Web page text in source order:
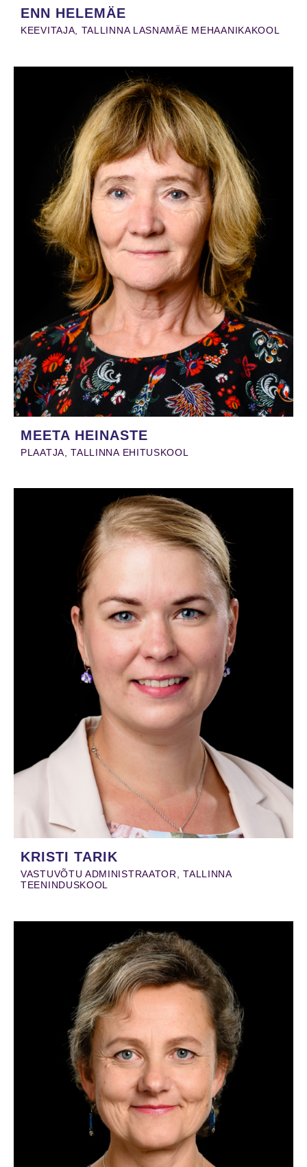
ENN HELEMÄE
KEEVITAJA, TALLINNA LASNAMÄE MEHAANIKAKOOL
MEETA HEINASTE
PLAATJA, TALLINNA EHITUSKOOL
KRISTI TARIK
VASTUVÕTU ADMINISTRAATOR, TALLINNA
TEENINDUSKOOL